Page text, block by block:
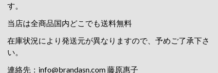
す。
当店は全商品国内どこでも送料無料
在庫状況により発送元が異なりますので、予めご了承下さ
い。
連絡先： info@brandasn.com藤原惠子